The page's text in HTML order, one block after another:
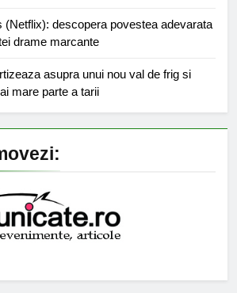
(Netflix): descopera povestea adevarata
drame marcante
asupra unui nou val de frig si
mare parte a tarii